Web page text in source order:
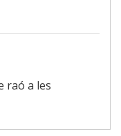
raó a les